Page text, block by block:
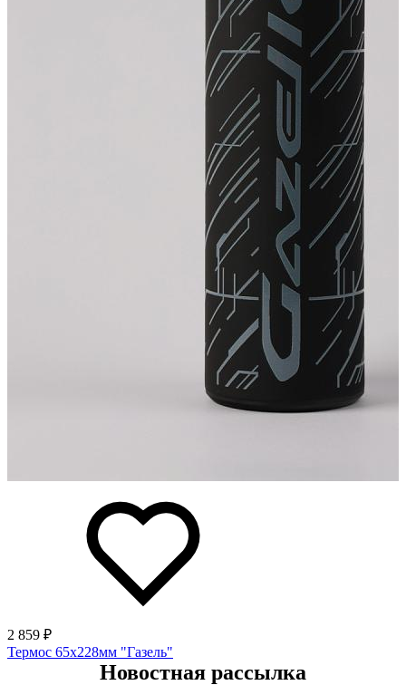
2 859 ₽
Термос 65х228мм "Газель"
Новостная рассылка